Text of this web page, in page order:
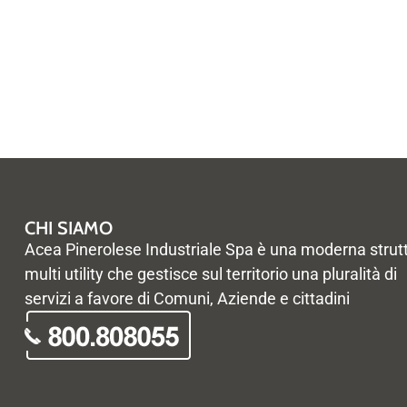
CHI SIAMO
Acea Pinerolese Industriale Spa è una moderna
multi utility che gestisce sul territorio una pluralità di
servizi a favore di Comuni, Aziende e cittadini